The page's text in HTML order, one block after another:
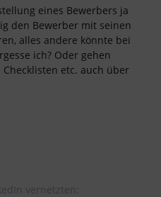
eines Bewerbers ja
den Bewerber mit seinen
alles andere könnte bei
ich? Oder gehen
etc. auch über
vernetzten: